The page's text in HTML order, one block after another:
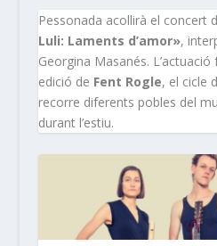
Pessonada acollirà el concert
Luli: Laments d’amor»,
Georgina Masanés.
edició de Fent Rogle, el cicle
recorre diferents pobles del
durant l’estiu.